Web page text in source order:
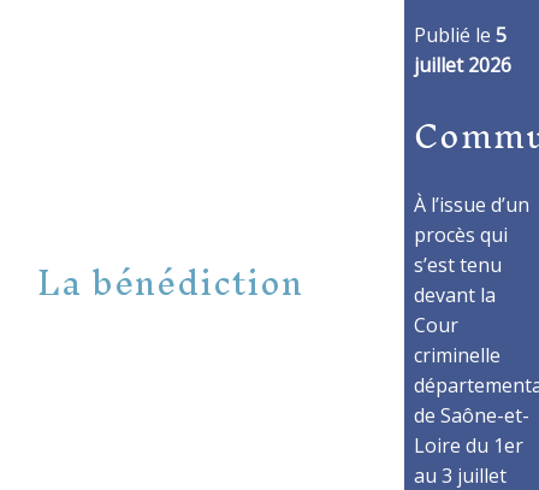
La bénédiction
Publié le 5
juillet 2026
À l’issue d’un
procès qui
s’est tenu
devant la
Cour
criminelle
de Saône-et-
Loire du 1er
au 3 juillet